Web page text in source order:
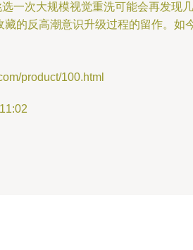
一次大规模视觉重洗可能会再发现几
藏的反高潮意识升级过程的留作。如
product/100.html